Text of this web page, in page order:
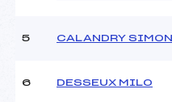
5 CALANDRY SIMON
6 DESSEUX MILO